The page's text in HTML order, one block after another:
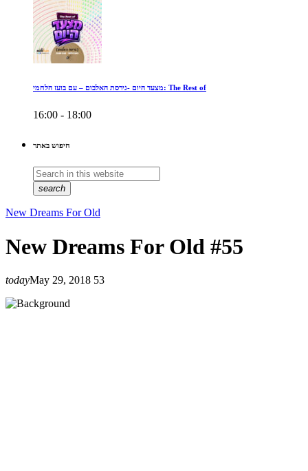
מצעד היום -גירסת האלבום – עם בועז הלחמי: The Rest of
16:00 - 18:00
חיפוש באתר
search
New Dreams For Old
New Dreams For Old #55
todayMay 29, 2018 53